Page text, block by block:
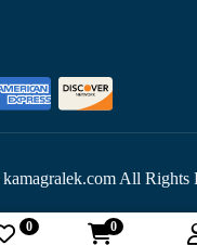
kamagralek.com All Rights
0 0